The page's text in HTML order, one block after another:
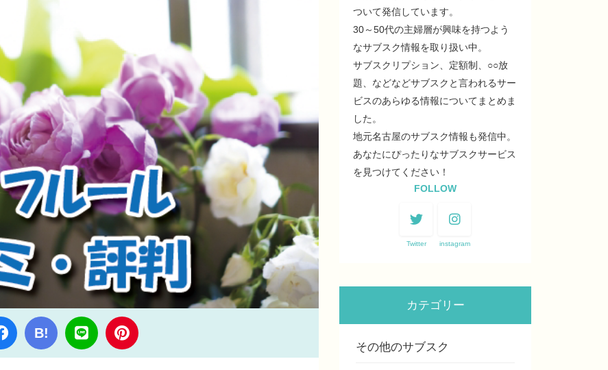
B!
ついて発信しています。
30～50代の主婦層が興味を持つよう
なサブスク情報を取り扱い中。
サブスクリプション、定額制、○○放
題、などなどサブスクと言われるサー
ビスのあらゆる情報についてまとめま
した。
地元名古屋のサブスク情報も発信中。
あなたにぴったりなサブスクサービス
を見つけてください！
FOLLOW
Twitter instagram
カテゴリー
その他のサブスク